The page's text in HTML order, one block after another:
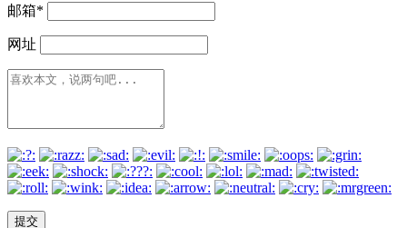
邮箱*
网址